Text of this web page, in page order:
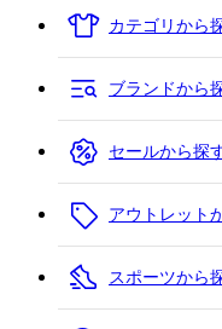
カテゴリから
ブランドから
セールから探
アウトレット
スポーツから